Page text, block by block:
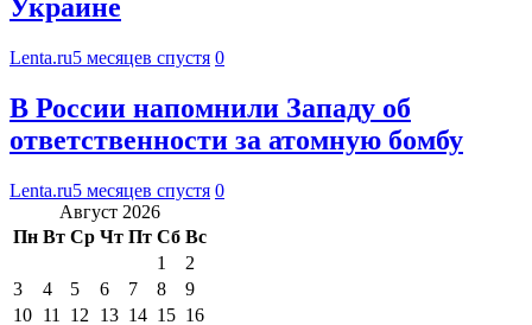
Украине
Lenta.ru5 месяцев спустя 0
В России напомнили Западу об
ответственности за атомную бомбу
Lenta.ru5 месяцев спустя 0
Август 2026
Пн Вт Ср Чт Пт Сб Вс
1
2
3
4 5 6 7 8
9
10 11 12 13 14 15 16